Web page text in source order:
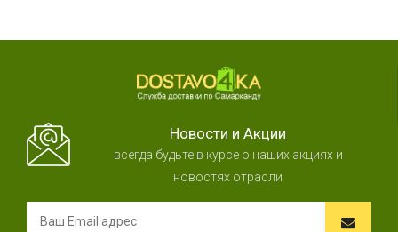
Новости и Акции
всегда будьте в курсе о наших акциях и
новостях отрасли